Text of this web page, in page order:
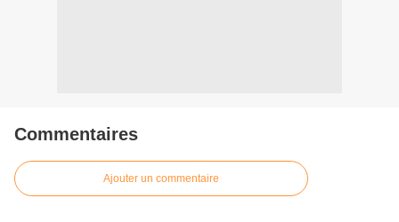
Commentaires
Ajouter un commentaire